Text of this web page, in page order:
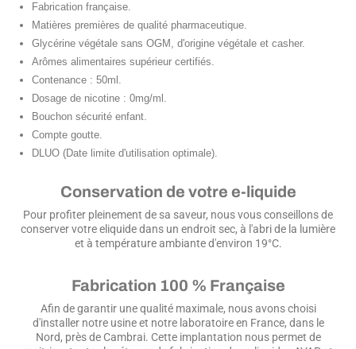
Fabrication française.
Matières premières de qualité pharmaceutique.
Glycérine végétale sans OGM, d'origine végétale et casher.
Arômes alimentaires supérieur certifiés.
Contenance : 50ml.
Dosage de nicotine : 0mg/ml.
Bouchon sécurité enfant.
Compte goutte.
DLUO (Date limite d'utilisation optimale).
Conservation de votre e-liquide
Pour profiter pleinement de sa saveur, nous vous conseillons de
conserver votre eliquide dans un endroit sec, à l'abri de la lumière
et à température ambiante d'environ 19°C.
Fabrication 100 % Française
Afin de garantir une qualité maximale, nous avons choisi
d'installer notre usine et notre laboratoire en France, dans le
Nord, près de Cambrai. Cette implantation nous permet de